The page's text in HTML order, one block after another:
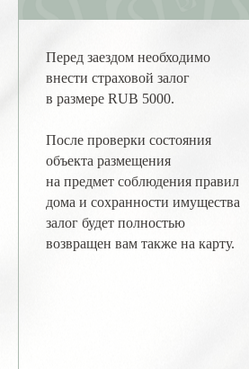
Перед заездом необходимо
внести страховой залог
в размере RUB 5000.
После проверки состояния
объекта размещения
на предмет соблюдения правил
дома и сохранности имущества
залог будет полностью
возвращен вам также на карту.